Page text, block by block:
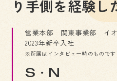
り手側を経験し
営業本部 関東事業部 イ
2023年新卒入社
※所属はインタビュー時のものです
S・N